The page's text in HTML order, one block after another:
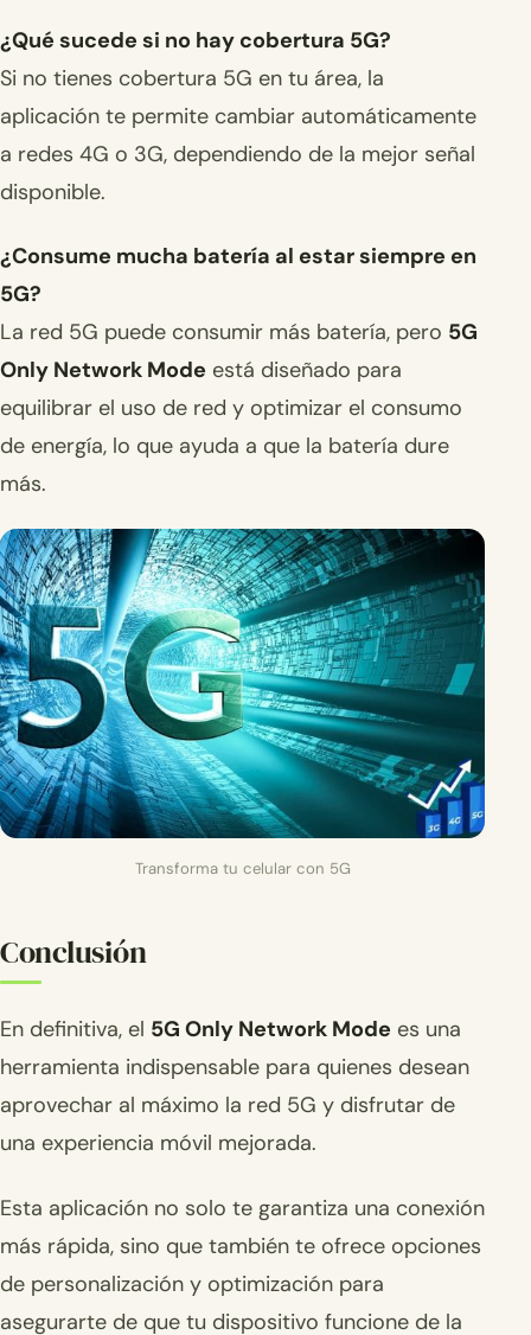
¿Qué sucede si no hay cobertura 5G?
Si no tienes cobertura 5G en tu área, la
aplicación te permite cambiar automáticamente
a redes 4G o 3G, dependiendo de la mejor señal
disponible.
¿Consume mucha batería al estar siempre en
5G?
La red 5G puede consumir más batería, pero 5G
Only Network Mode está diseñado para
equilibrar el uso de red y optimizar el consumo
de energía, lo que ayuda a que la batería dure
más.
Transforma tu celular con 5G
Conclusión
En definitiva, el 5G Only Network Mode es una
herramienta indispensable para quienes desean
aprovechar al máximo la red 5G y disfrutar de
una experiencia móvil mejorada.
Esta aplicación no solo te garantiza una conexión
más rápida, sino que también te ofrece opciones
de personalización y optimización para
asegurarte de que tu dispositivo funcione de la